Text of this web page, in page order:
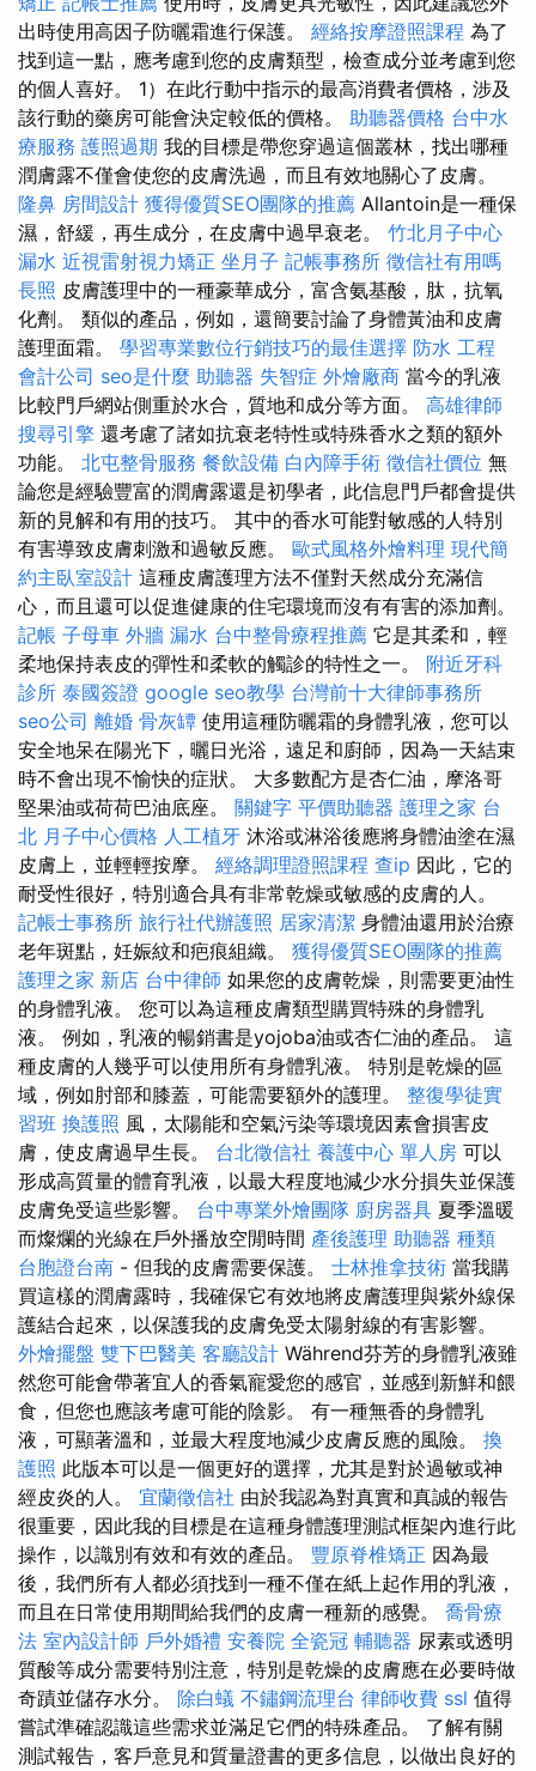
出時使用高因子防曬霜進行保護。 經絡按摩證照課程 為了
找到這一點，應考慮到您的皮膚類型，檢查成分並考慮到您
的個人喜好。 1）在此行動中指示的最高消費者價格，涉及
該行動的藥房可能會決定較低的價格。 助聽器價格 台中水
療服務 護照過期 我的目標是帶您穿過這個叢林，找出哪種
潤膚露不僅會使您的皮膚洗過，而且有效地關心了皮膚。
隆鼻 房間設計 獲得優質SEO團隊的推薦 Allantoin是一種保
濕，舒緩，再生成分，在皮膚中過早衰老。 竹北月子中心
漏水 近視雷射視力矯正 坐月子 記帳事務所 徵信社有用嗎
長照 皮膚護理中的一種豪華成分，富含氨基酸，肽，抗氧
化劑。 類似的產品，例如，還簡要討論了身體黃油和皮膚
護理面霜。 學習專業數位行銷技巧的最佳選擇 防水 工程
會計公司 seo是什麼 助聽器 失智症 外燴廠商 當今的乳液
比較門戶網站側重於水合，質地和成分等方面。 高雄律師
搜尋引擎 還考慮了諸如抗衰老特性或特殊香水之類的額外
功能。 北屯整骨服務 餐飲設備 白內障手術 徵信社價位 無
論您是經驗豐富的潤膚露還是初學者，此信息門戶都會提供
新的見解和有用的技巧。 其中的香水可能對敏感的人特別
有害導致皮膚刺激和過敏反應。 歐式風格外燴料理 現代簡
約主臥室設計 這種皮膚護理方法不僅對天然成分充滿信
心，而且還可以促進健康的住宅環境而沒有有害的添加劑。
記帳 子母車 外牆 漏水 台中整骨療程推薦 它是其柔和，輕
柔地保持表皮的彈性和柔軟的觸診的特性之一。 附近牙科
診所 泰國簽證 google seo教學 台灣前十大律師事務所
seo公司 離婚 骨灰罈 使用這種防曬霜的身體乳液，您可以
安全地呆在陽光下，曬日光浴，遠足和廚師，因為一天結束
時不會出現不愉快的症狀。 大多數配方是杏仁油，摩洛哥
堅果油或荷荷巴油底座。 關鍵字 平價助聽器 護理之家 台
北 月子中心價格 人工植牙 沐浴或淋浴後應將身體油塗在濕
皮膚上，並輕輕按摩。 經絡調理證照課程 查ip 因此，它的
耐受性很好，特別適合具有非常乾燥或敏感的皮膚的人。
記帳士事務所 旅行社代辦護照 居家清潔 身體油還用於治療
老年斑點，妊娠紋和疤痕組織。 獲得優質SEO團隊的推薦
護理之家 新店 台中律師 如果您的皮膚乾燥，則需要更油性
的身體乳液。 您可以為這種皮膚類型購買特殊的身體乳
液。 例如，乳液的暢銷書是yojoba油或杏仁油的產品。 這
種皮膚的人幾乎可以使用所有身體乳液。 特別是乾燥的區
域，例如肘部和膝蓋，可能需要額外的護理。 整復學徒實
習班 換護照 風，太陽能和空氣污染等環境因素會損害皮
膚，使皮膚過早生長。 台北徵信社 養護中心 單人房 可以
形成高質量的體育乳液，以最大程度地減少水分損失並保護
皮膚免受這些影響。 台中專業外燴團隊 廚房器具 夏季溫暖
而燦爛的光線在戶外播放空閒時間 產後護理 助聽器 種類
台胞證台南 - 但我的皮膚需要保護。 士林推拿技術 當我購
買這樣的潤膚露時，我確保它有效地將皮膚護理與紫外線保
護結合起來，以保護我的皮膚免受太陽射線的有害影響。
外燴擺盤 雙下巴醫美 客廳設計 Während芬芳的身體乳液雖
然您可能會帶著宜人的香氣寵愛您的感官，並感到新鮮和餵
食，但您也應該考慮可能的陰影。 有一種無香的身體乳
液，可顯著溫和，並最大程度地減少皮膚反應的風險。 換
護照 此版本可以是一個更好的選擇，尤其是對於過敏或神
經皮炎的人。 宜蘭徵信社 由於我認為對真實和真誠的報告
很重要，因此我的目標是在這種身體護理測試框架內進行此
操作，以識別有效和有效的產品。 豐原脊椎矯正 因為最
後，我們所有人都必須找到一種不僅在紙上起作用的乳液，
而且在日常使用期間給我們的皮膚一種新的感覺。 喬骨療
法 室內設計師 戶外婚禮 安養院 全瓷冠 輔聽器 尿素或透明
質酸等成分需要特別注意，特別是乾燥的皮膚應在必要時做
奇蹟並儲存水分。 除白蟻 不鏽鋼流理台 律師收費 ssl 值得
嘗試準確認識這些需求並滿足它們的特殊產品。 了解有關
測試報告，客戶意見和質量證書的更多信息，以做出良好的